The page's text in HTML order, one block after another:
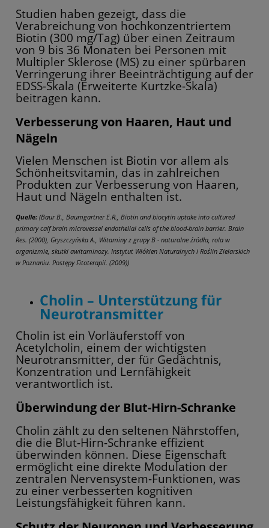
Studien haben gezeigt, dass die
Verabreichung von hochkonzentriertem
Biotin (300 mg/Tag) über einen Zeitraum
von 9 bis 36 Monaten bei Personen mit
Multipler Sklerose (MS) zu einer spürbaren
Verringerung ihrer Beeinträchtigung auf der
EDSS-Skala (Erweiterte Kurtzke-Skala)
beitragen kann.
Verbesserung von Haaren, Haut und
Nägeln
Vielen Menschen ist Biotin vor allem als
Schönheitsvitamin, das in zahlreichen
Produkten zur Verbesserung von Haaren,
Haut und Nägeln enthalten ist.
Quelle: (Baur B., Baumgartner E.R., Biotin and biocytin uptake into cultured
primary calf brain microvessel endothelial cells of the blood-brain barrier. Brain
Res. (2000), Gryszczyńska A., Witaminy z grupy B - naturalne źródła, rola w
organizmie, skutki awitaminozy. Instytut Włókien Naturalnych i Roślin Zielarskich
w Poznaniu. Postępy Fitoterapii. (2009))
Cholin – Unterstützung für
Neurotransmitter
Cholin ist ein Vorläuferstoff von
Acetylcholin, einem der wichtigsten
Neurotransmitter, der für Gedächtnis,
Konzentration und Lernfähigkeit
verantwortlich ist.
Überwindung der Blut-Hirn-Schranke
Cholin zählt zu den seltenen Nährstoffen,
die die Blut-Hirn-Schranke effizient
überwinden können. Diese Eigenschaft
ermöglicht eine direkte Modulation der
zentralen Nervensystem-Funktionen, was
zu einer verbesserten kognitiven
Leistungsfähigkeit führen kann.